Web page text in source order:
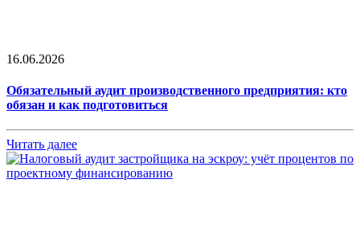
16.06.2026
Обязательный аудит производственного предприятия: кто
обязан и как подготовиться
Читать далее